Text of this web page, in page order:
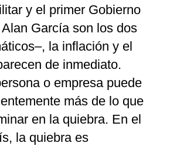
y el primer Gobierno
García son los dos
la inflación y el
de inmediato.
o empresa puede
más de lo que
en la quiebra. En el
la quiebra es